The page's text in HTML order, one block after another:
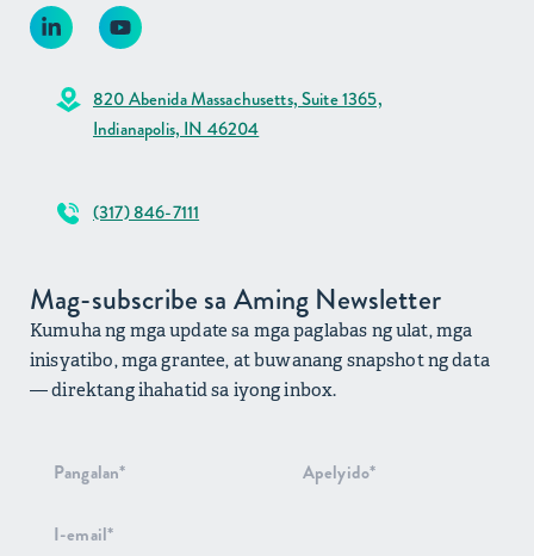
820 Abenida Massachusetts, Suite 1365,
Indianapolis, IN 46204
(317) 846-7111
Mag-subscribe sa Aming Newsletter
Kumuha ng mga update sa mga paglabas ng ulat, mga
inisyatibo, mga grantee, at buwanang snapshot ng data
— direktang ihahatid sa iyong inbox.
Pag-signup
Newsletter